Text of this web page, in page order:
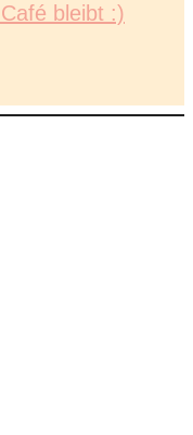
bleibt :)